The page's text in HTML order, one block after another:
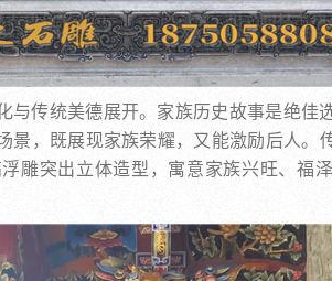
与传统美德展开。家族历史故事是绝佳
景，既展现家族荣耀，又能激励后人。
雕突出立体造型，寓意家族兴旺、福